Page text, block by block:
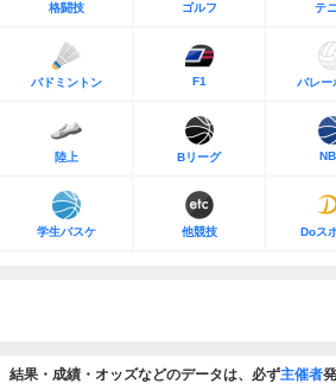
格闘技 ゴルフ テ
バドミントン F1 バレー
陸上 Bリーグ
学生バスケ 他競技 Doス
結果・成績・オッズなどのデータは、必ず主催者